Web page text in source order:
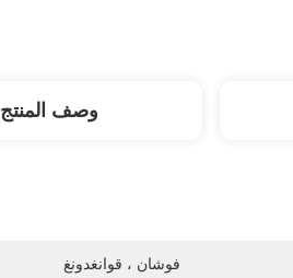
وصف المنتج
فوشان ، قوانغدونغ